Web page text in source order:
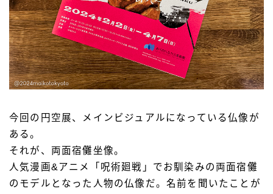
今回の円空展、メインビジュアルになっている仏像が
ある。
それが、両面宿儺坐像。
人気漫画&アニメ「呪術廻戦」でお馴染みの両面宿儺
のモデルとなった人物の仏像だ。名前を聞いたことが